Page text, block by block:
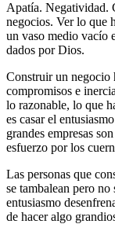
Apatía. Negatividad.
negocios. Ver lo que
un vaso medio vacío
dados por Dios.
Construir un negocio
compromisos e
lo razonable, lo que
es casar el
grandes empresas
esfuerzo por los
Las personas que
se tambalean pero
entusiasmo
de hacer algo